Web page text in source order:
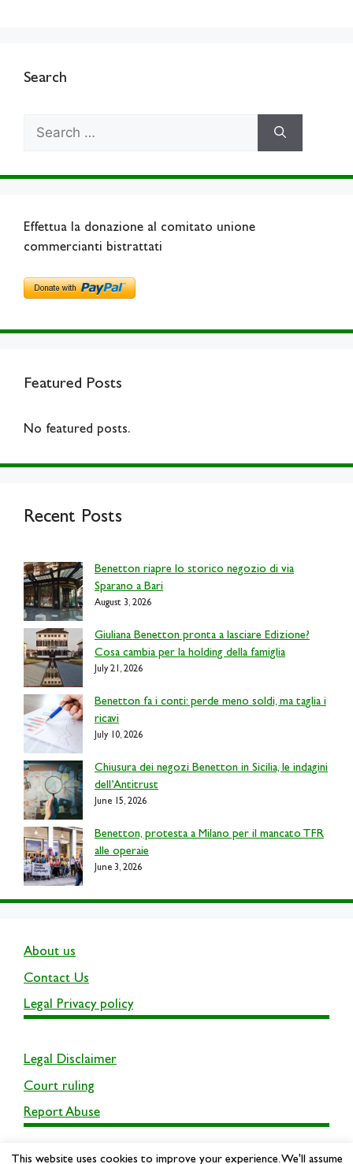
Search
Effettua la donazione al comitato unione
commercianti bistrattati
Featured Posts
No featured posts.
Recent Posts
Benetton riapre lo storico negozio di via
Sparano a Bari
August 3, 2026
Giuliana Benetton pronta a lasciare Edizione?
Cosa cambia per la holding della famiglia
July 21, 2026
Benetton fa i conti: perde meno soldi, ma taglia i
ricavi
July 10, 2026
Chiusura dei negozi Benetton in Sicilia, le indagini
dell’Antitrust
June 15, 2026
Benetton, protesta a Milano per il mancato TFR
alle operaie
June 3, 2026
About us
Contact Us
Legal Privacy policy
Legal Disclaimer
Court ruling
Report Abuse
This website uses cookies to improve your experience. We'll assume